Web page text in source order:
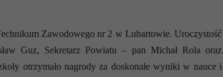
Zawodowego nr 2 w Lubartowie. Uroczystość
Guz, Sekretarz Powiatu – pan Michał Rola oraz
otrzymało nagrody za doskonałe wyniki w nauce i